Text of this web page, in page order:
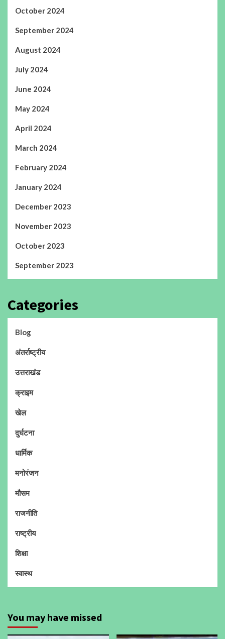
October 2024
September 2024
August 2024
July 2024
June 2024
May 2024
April 2024
March 2024
February 2024
January 2024
December 2023
November 2023
October 2023
September 2023
Categories
Blog
अंतर्राष्ट्रीय
उत्तराखंड
क्राइम
खेल
दुर्घटना
धार्मिक
मनोरंजन
मौसम
राजनीति
राष्ट्रीय
शिक्षा
स्वास्थ
You may have missed